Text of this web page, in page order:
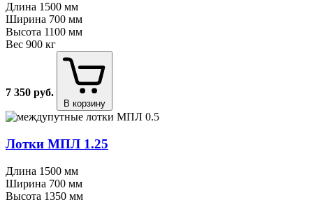
Длина 1500 мм
Ширина 700 мм
Высота 1100 мм
Вес 900 кг
7 350 руб.
В корзину
Лотки МПЛ 1.25
Длина 1500 мм
Ширина 700 мм
Высота 1350 мм